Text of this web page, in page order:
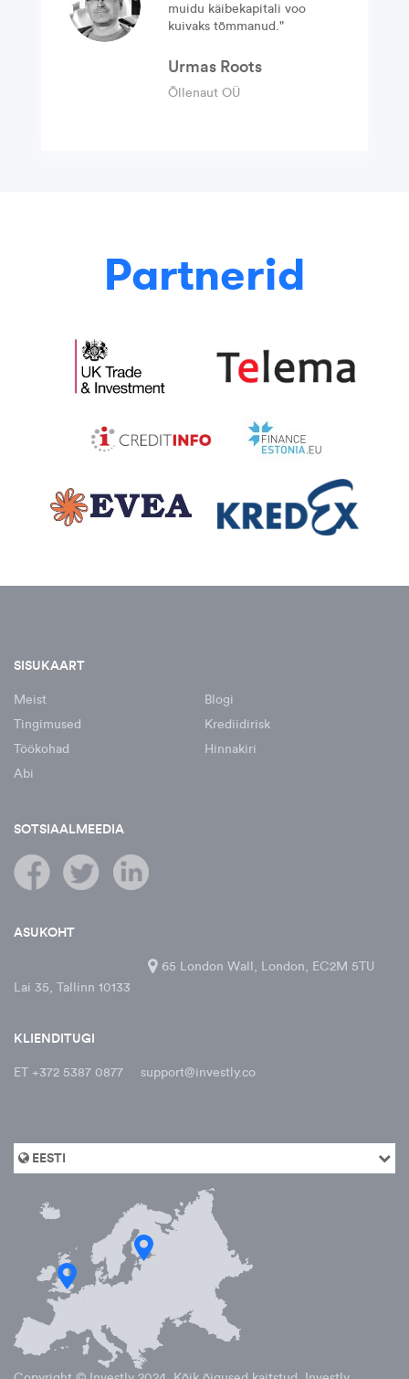
muidu käibekapitali voo
kuivaks tõmmanud."
Urmas Roots
Õllenaut OÜ
Partnerid
SISUKAART
Meist
Blogi
Tingimused
Krediidirisk
Töökohad
Hinnakiri
Abi
SOTSIAALMEEDIA
ASUKOHT
Lai 35, Tallinn 10133
65 London Wall, London, EC2M 5TU
KLIENDITUGI
ET +372 5387 0877 support@investly.co
EESTI